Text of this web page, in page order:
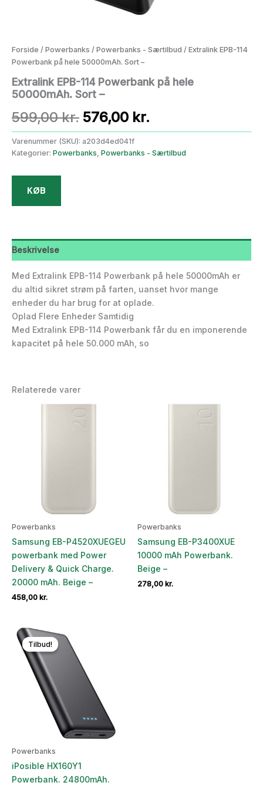
Forside / Powerbanks / Powerbanks - Særtilbud / Extralink EPB-114
Powerbank på hele 50000mAh. Sort –
Extralink EPB-114 Powerbank på hele
50000mAh. Sort –
599,00kr. Den
oprindelige
pris
576,00 kr.
Varenummer (SKU): a203d4ed041f
Kategorier: Powerbanks Powerbanks - Særtilbud
KØB
Beskrivelse
Med Extralink EPB-114 Powerbank på hele 50000mAh er
du altid sikret strøm på farten, uanset hvor mange
enheder du har brug for at oplade.
Oplad Flere Enheder Samtidig
Med Extralink EPB-114 Powerbank får du en imponerende
kapacitet på hele 50.000 mAh, so
Relaterede varer
Powerbanks
Samsung EB-P4520XUEGEU
powerbank med Power
Delivery & Quick Charge.
20000 mAh. Beige –
458,00 kr.
Powerbanks
Samsung EB-P3400XUE
10000 mAh Powerbank.
Beige –
278,00 kr.
Tilbud!
Tilbud!
Powerbanks
iPosible HX160Y1
Powerbank. 24800mAh.